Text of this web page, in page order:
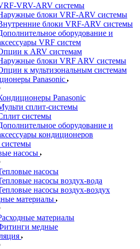
VRV-ARV системы
блоки VRF-ARV системы
блоки VRF-ARV системы
оборудование и
VRF систем
к ARV системам
блоки VRF ARV системы
к мультизональным системам
Panasonic
Panasonic
сплит-системы
системы
оборудование и
кондиционеров
насосы
насосы
насосы воздух-вода
насосы воздух-воздух
материалы
материалы
медные